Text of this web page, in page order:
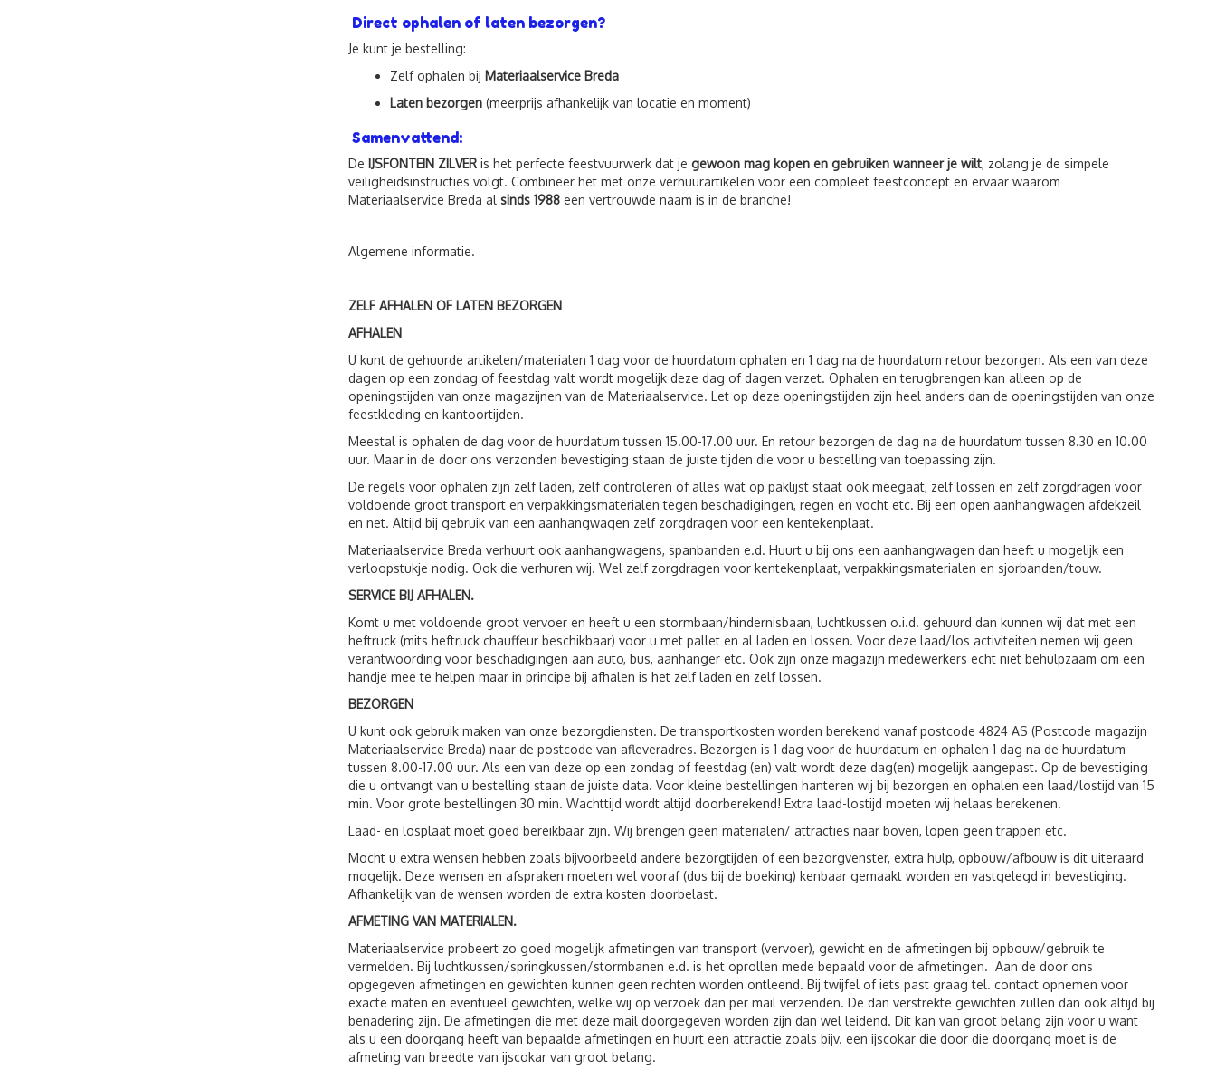
Direct ophalen of laten bezorgen?
Je kunt je bestelling:
Zelf ophalen bij Materiaalservice Breda
Laten bezorgen (meerprijs afhankelijk van locatie en moment)
Samenvattend:
De IJSFONTEIN ZILVER is het perfecte feestvuurwerk dat je gewoon mag kopen en gebruiken wanneer je wilt, zolang je de simpele
veiligheidsinstructies volgt. Combineer het met onze verhuurartikelen voor een compleet feestconcept en ervaar waarom
Materiaalservice Breda al sinds 1988 een vertrouwde naam is in de branche!
Algemene informatie.
ZELF AFHALEN OF LATEN BEZORGEN
AFHALEN
U kunt de gehuurde artikelen/materialen 1 dag voor de huurdatum ophalen en 1 dag na de huurdatum retour bezorgen. Als een van deze
dagen op een zondag of feestdag valt wordt mogelijk deze dag of dagen verzet. Ophalen en terugbrengen kan alleen op de
openingstijden van onze magazijnen van de Materiaalservice. Let op deze openingstijden zijn heel anders dan de openingstijden van onze
feestkleding en kantoortijden.
Meestal is ophalen de dag voor de huurdatum tussen 15.00-17.00 uur. En retour bezorgen de dag na de huurdatum tussen 8.30 en 10.00
uur. Maar in de door ons verzonden bevestiging staan de juiste tijden die voor u bestelling van toepassing zijn.
De regels voor ophalen zijn zelf laden, zelf controleren of alles wat op paklijst staat ook meegaat, zelf lossen en zelf zorgdragen voor
voldoende groot transport en verpakkingsmaterialen tegen beschadigingen, regen en vocht etc. Bij een open aanhangwagen afdekzeil
en net. Altijd bij gebruik van een aanhangwagen zelf zorgdragen voor een kentekenplaat.
Materiaalservice Breda verhuurt ook aanhangwagens, spanbanden e.d. Huurt u bij ons een aanhangwagen dan heeft u mogelijk een
verloopstukje nodig. Ook die verhuren wij. Wel zelf zorgdragen voor kentekenplaat, verpakkingsmaterialen en sjorbanden/touw.
SERVICE BIJ AFHALEN.
Komt u met voldoende groot vervoer en heeft u een stormbaan/hindernisbaan, luchtkussen o.i.d. gehuurd dan kunnen wij dat met een
heftruck (mits heftruck chauffeur beschikbaar) voor u met pallet en al laden en lossen. Voor deze laad/los activiteiten nemen wij geen
verantwoording voor beschadigingen aan auto, bus, aanhanger etc. Ook zijn onze magazijn medewerkers echt niet behulpzaam om een
handje mee te helpen maar in principe bij afhalen is het zelf laden en zelf lossen.
BEZORGEN
U kunt ook gebruik maken van onze bezorgdiensten. De transportkosten worden berekend vanaf postcode 4824 AS (Postcode magazijn
Materiaalservice Breda) naar de postcode van afleveradres. Bezorgen is 1 dag voor de huurdatum en ophalen 1 dag na de huurdatum
tussen 8.00-17.00 uur. Als een van deze op een zondag of feestdag (en) valt wordt deze dag(en) mogelijk aangepast. Op de bevestiging
die u ontvangt van u bestelling staan de juiste data. Voor kleine bestellingen hanteren wij bij bezorgen en ophalen een laad/lostijd van 15
min. Voor grote bestellingen 30 min. Wachttijd wordt altijd doorberekend! Extra laad-lostijd moeten wij helaas berekenen.
Laad- en losplaat moet goed bereikbaar zijn. Wij brengen geen materialen/ attracties naar boven, lopen geen trappen etc.
Mocht u extra wensen hebben zoals bijvoorbeeld andere bezorgtijden of een bezorgvenster, extra hulp, opbouw/afbouw is dit uiteraard
mogelijk. Deze wensen en afspraken moeten wel vooraf (dus bij de boeking) kenbaar gemaakt worden en vastgelegd in bevestiging.
Afhankelijk van de wensen worden de extra kosten doorbelast.
AFMETING VAN MATERIALEN.
Materiaalservice probeert zo goed mogelijk afmetingen van transport (vervoer), gewicht en de afmetingen bij opbouw/gebruik te
vermelden. Bij luchtkussen/springkussen/stormbanen e.d. is het oprollen mede bepaald voor de afmetingen. Aan de door ons
opgegeven afmetingen en gewichten kunnen geen rechten worden ontleend. Bij twijfel of iets past graag tel. contact opnemen voor
exacte maten en eventueel gewichten, welke wij op verzoek dan per mail verzenden. De dan verstrekte gewichten zullen dan ook altijd bij
benadering zijn. De afmetingen die met deze mail doorgegeven worden zijn dan wel leidend. Dit kan van groot belang zijn voor u want
als u een doorgang heeft van bepaalde afmetingen en huurt een attractie zoals bijv. een ijscokar die door die doorgang moet is de
afmeting van breedte van ijscokar van groot belang.